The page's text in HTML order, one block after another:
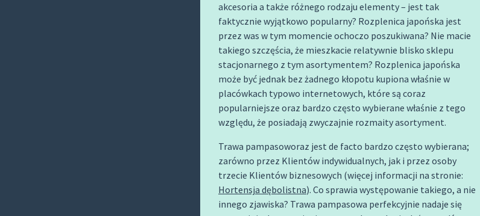
akcesoria a także różnego rodzaju elementy – jest tak
faktycznie wyjątkowo popularny? Rozplenica japońska jest
przez was w tym momencie ochoczo poszukiwana? Nie macie
takiego szczęścia, że mieszkacie relatywnie blisko sklepu
stacjonarnego z tym asortymentem? Rozplenica japońska
może być jednak bez żadnego kłopotu kupiona właśnie w
placówkach typowo internetowych, które są coraz
popularniejsze oraz bardzo często wybierane właśnie z tego
względu, że posiadają zwyczajnie rozmaity asortyment.
Trawa pampasoworaz jest de facto bardzo często wybierana;
zarówno przez Klientów indywidualnych, jak i przez osoby
trzecie Klientów biznesowych (więcej informacji na stronie:
Hortensja dębolistna). Co sprawia występowanie takiego, a nie
innego zjawiska? Trawa pampasowa perfekcyjnie nadaje się